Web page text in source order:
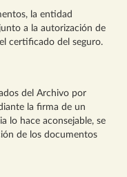
la entidad
a la autorización de
certificado del seguro.
del Archivo por
la firma de un
lo hace aconsejable, se
de los documentos